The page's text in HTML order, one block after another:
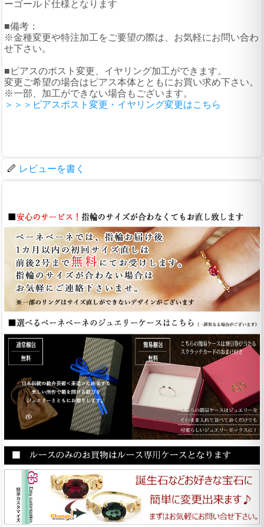
ーゴールド仕様となります
■備考：
※金種変更や特注加工をご要望の際は、お気軽にお問い合わ
せ下さい。
■ピアスのポスト変更、イヤリング加工ができます。
変更ご希望の場合はピアス本体とともにお買い求め下さい。
※一部、加工ができない場合もございます。
＞＞＞ピアスポスト変更・イヤリング変更はこちら
レビューを書く